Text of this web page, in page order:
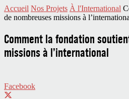
Accueil Nos Projets À l'International
de nombreuses missions à
Comment la fondation
missions à l’international
Facebook